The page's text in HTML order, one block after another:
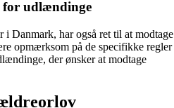
udlændinge
Danmark, har også ret til at modtage
opmærksom på de specifikke regler
der ønsker at modtage